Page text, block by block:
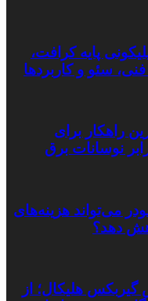
پایه کرافت،
سئو و کاربردها
راهکار برای
نوسانات برق
می‌تواند هزینه‌های
دهد؟
هلیکال؛ از